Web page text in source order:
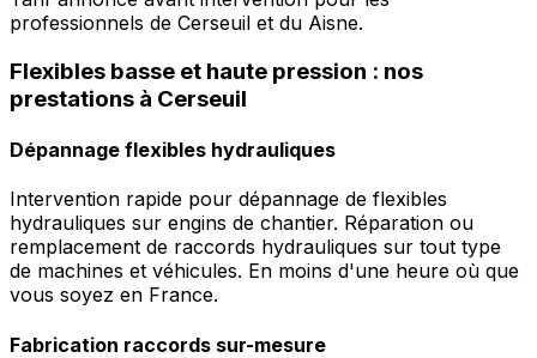
professionnels de Cerseuil et du Aisne.
Flexibles basse et haute pression : nos
prestations à Cerseuil
Dépannage flexibles hydrauliques
Intervention rapide pour dépannage de flexibles
hydrauliques sur engins de chantier. Réparation ou
remplacement de raccords hydrauliques sur tout type
de machines et véhicules. En moins d'une heure où que
vous soyez en France.
Fabrication raccords sur-mesure